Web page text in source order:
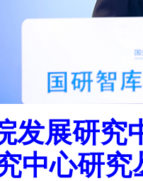
发展研究
中心研究